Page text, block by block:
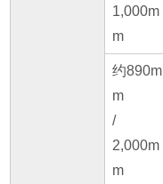
1,000m
m
约890m
m
/
2,000m
m